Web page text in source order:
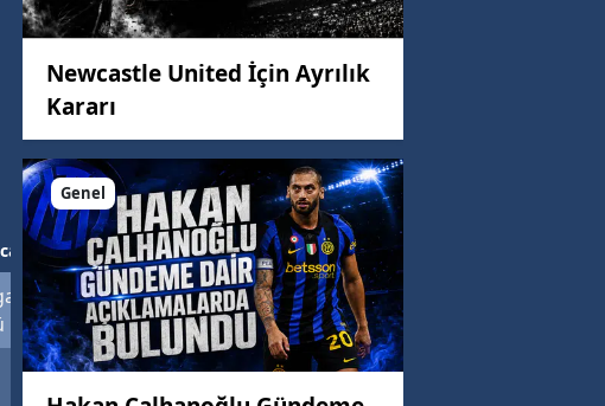
(°C)
Rüzgar
Hızı
8.96 km/h
Newcastle United İçin Ayrılık
Kararı
Genel